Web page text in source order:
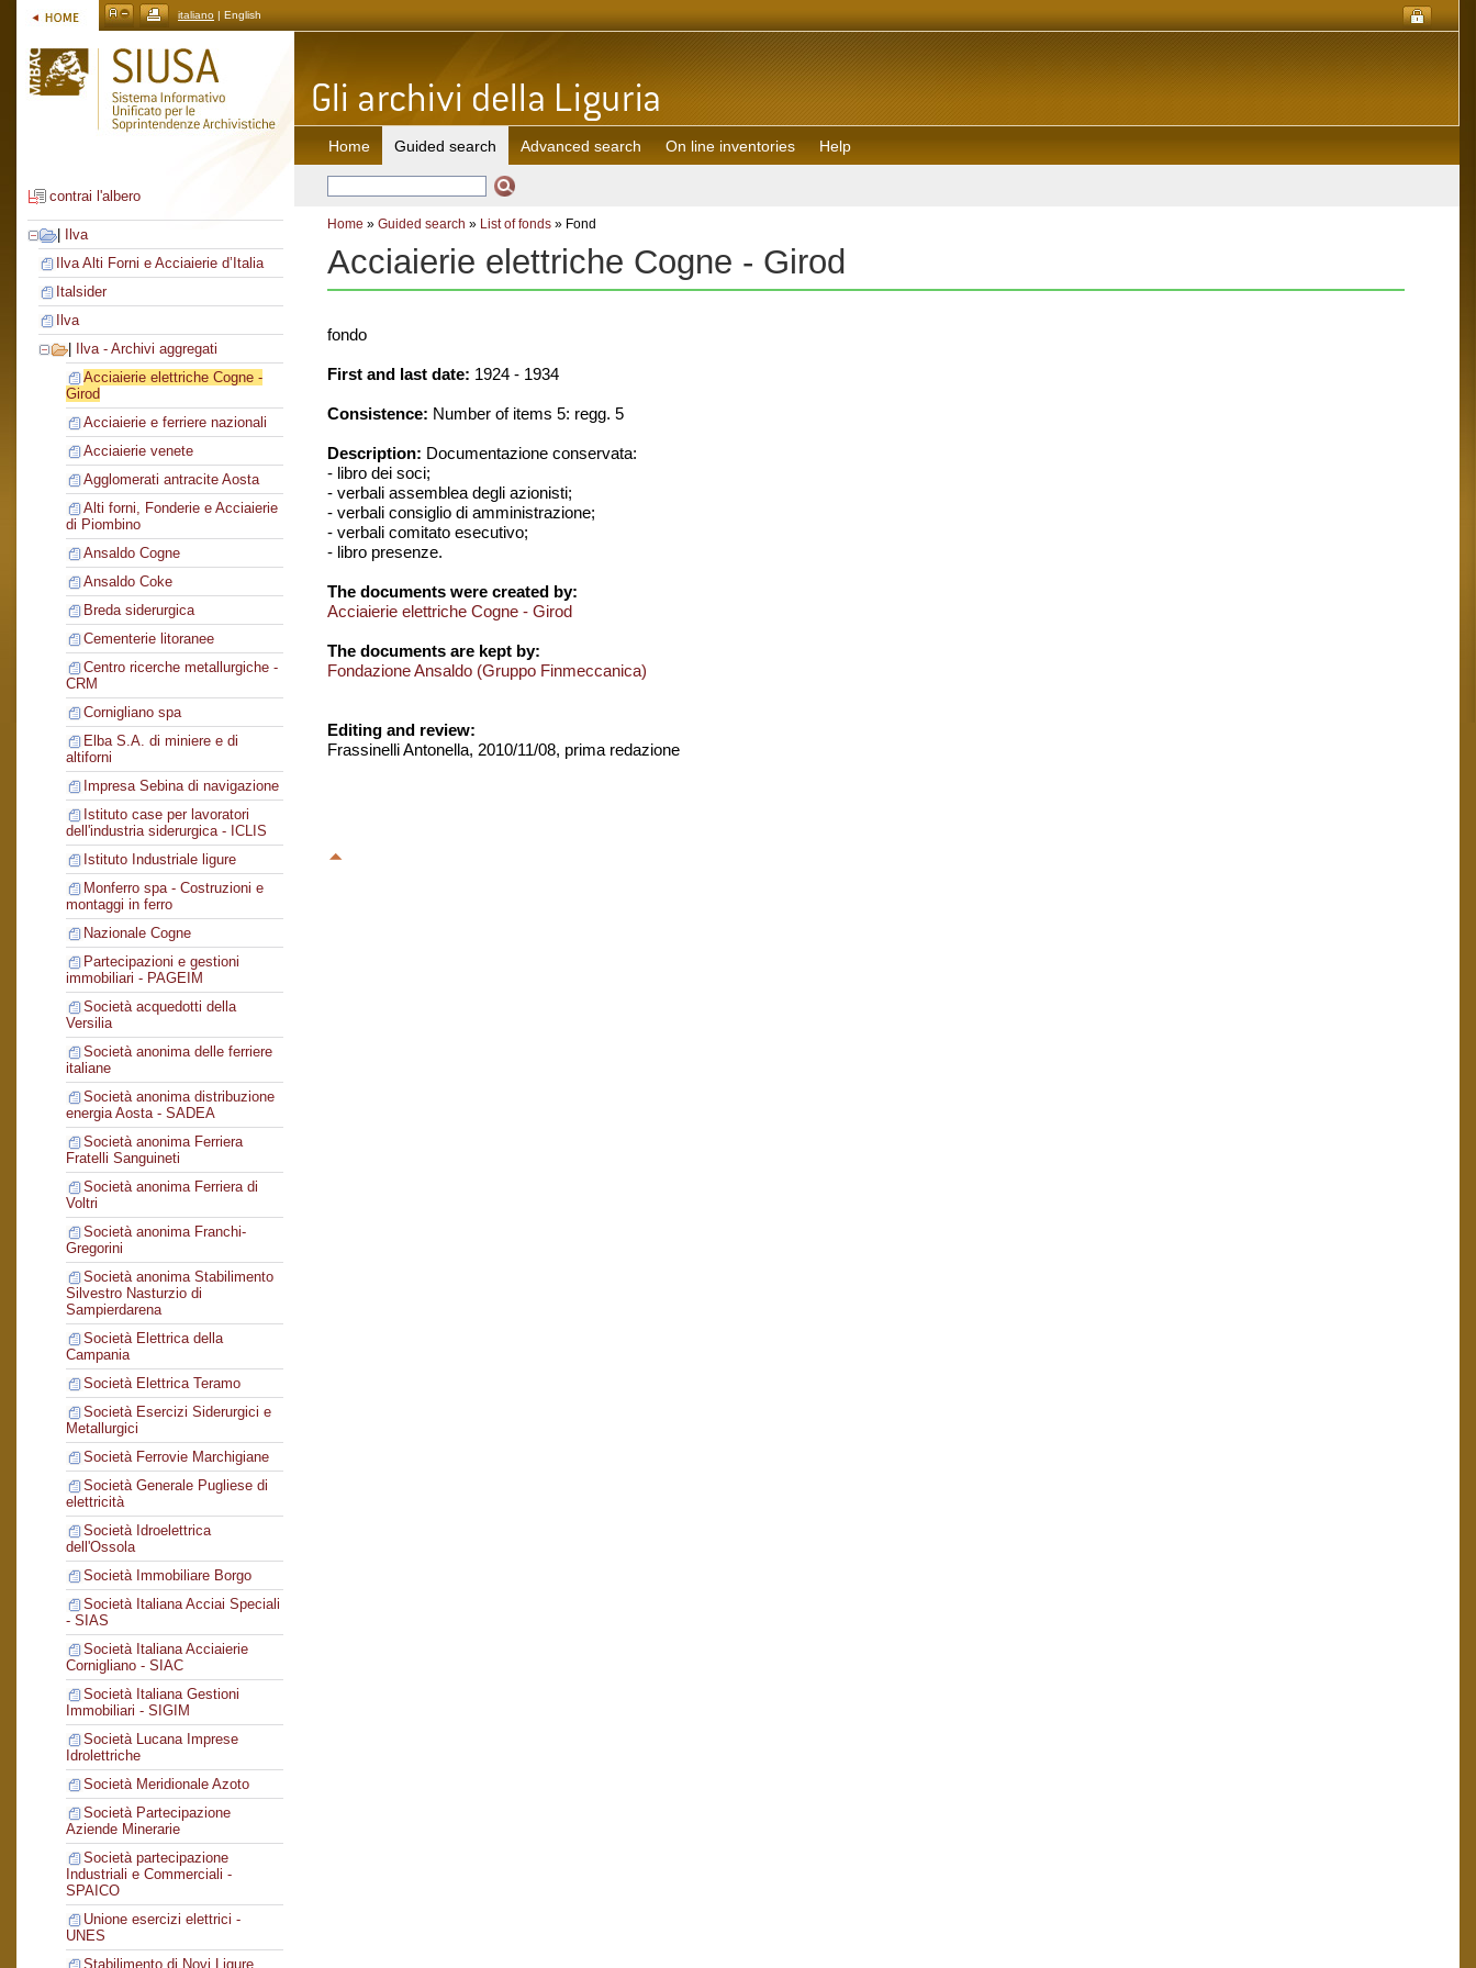
italiano | English
contrai l'albero
Ilva
Ilva Alti Forni e Acciaierie d’Italia
Italsider
Ilva
Ilva - Archivi aggregati
Acciaierie elettriche Cogne -
Girod
Acciaierie e ferriere nazionali
Acciaierie venete
Agglomerati antracite Aosta
Alti forni, Fonderie e Acciaierie
di Piombino
Ansaldo Cogne
Ansaldo Coke
Breda siderurgica
Cementerie litoranee
Centro ricerche metallurgiche -
CRM
Cornigliano spa
Elba S.A. di miniere e di
altiforni
Impresa Sebina di navigazione
Istituto case per lavoratori
dell'industria siderurgica - ICLIS
Istituto Industriale ligure
Monferro spa - Costruzioni e
montaggi in ferro
Nazionale Cogne
Partecipazioni e gestioni
immobiliari - PAGEIM
Società acquedotti della
Versilia
Società anonima delle ferriere
italiane
Società anonima distribuzione
energia Aosta - SADEA
Società anonima Ferriera
Fratelli Sanguineti
Società anonima Ferriera di
Voltri
Società anonima Franchi-
Gregorini
Società anonima Stabilimento
Silvestro Nasturzio di
Sampierdarena
Società Elettrica della
Campania
Società Elettrica Teramo
Società Esercizi Siderurgici e
Metallurgici
Società Ferrovie Marchigiane
Società Generale Pugliese di
elettricità
Società Idroelettrica
dell'Ossola
Società Immobiliare Borgo
Società Italiana Acciai Speciali
- SIAS
Società Italiana Acciaierie
Cornigliano - SIAC
Società Italiana Gestioni
Immobiliari - SIGIM
Società Lucana Imprese
Idrolettriche
Società Meridionale Azoto
Società Partecipazione
Aziende Minerarie
Società partecipazione
Industriali e Commerciali -
SPAICO
Unione esercizi elettrici -
UNES
Stabilimento di Novi Ligure
Home Guided search Advanced search On line inventories Help
Home » Guided search » List of fonds » Fond
Acciaierie elettriche Cogne - Girod
fondo
First and last date: 1924 - 1934
Consistence: Number of items 5: regg. 5
Description: Documentazione conservata:
- libro dei soci;
- verbali assemblea degli azionisti;
- verbali consiglio di amministrazione;
- verbali comitato esecutivo;
- libro presenze.
The documents were created by:
Acciaierie elettriche Cogne - Girod
The documents are kept by:
Fondazione Ansaldo (Gruppo Finmeccanica)
Editing and review:
Frassinelli Antonella, 2010/11/08, prima redazione